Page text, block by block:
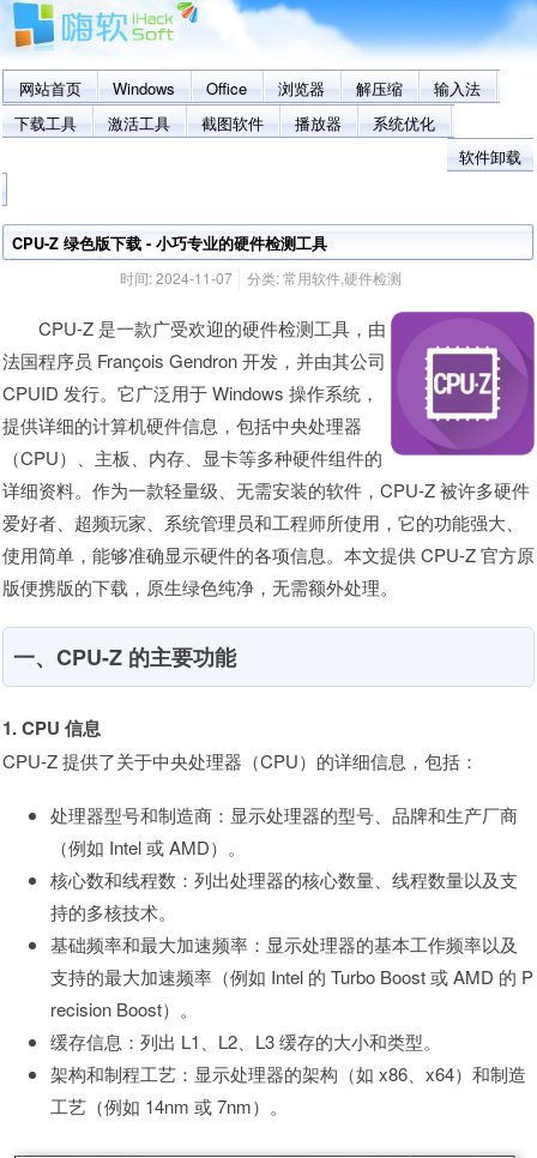
网站首页 Windows Office 浏览器 解压缩
输入法
下载工具
激活工具 截图软件 播放器
系统优化
软件卸载
CPU-Z 绿色版下载 - 小巧专业的硬件检测工具
时间:2024-11-07 分类:常用软件,硬件检测
CPU-Z 是一款广受欢迎的硬件检测工具，由
法国程序员 François Gendron 开发，并由其公司
CPUID 发行。它广泛用于 Windows 操作系统，
提供详细的计算机硬件信息，包括中央处理器
（CPU）、主板、内存、显卡等多种硬件组件的
详细资料。作为一款轻量级、无需安装的软件，CPU-Z 被许多硬件
爱好者、超频玩家、系统管理员和工程师所使用，它的功能强大、
使用简单，能够准确显示硬件的各项信息。本文提供 CPU-Z 官方原
版便携版的下载，原生绿色纯净，无需额外处理。
一、CPU-Z 的主要功能
1. CPU 信息
CPU-Z 提供了关于中央处理器（CPU）的详细信息，包括：
处理器型号和制造商：显示处理器的型号、品牌和生产厂商
（例如 Intel 或 AMD）。
核心数和线程数：列出处理器的核心数量、线程数量以及支
持的多核技术。
基础频率和最大加速频率：显示处理器的基本工作频率以及
支持的最大加速频率（例如 Intel 的 Turbo Boost 或 AMD 的 P
recision Boost）。
缓存信息：列出 L1、L2、L3 缓存的大小和类型。
架构和制程工艺：显示处理器的架构（如 x86、x64）和制造
工艺（例如 14nm 或 7nm）。